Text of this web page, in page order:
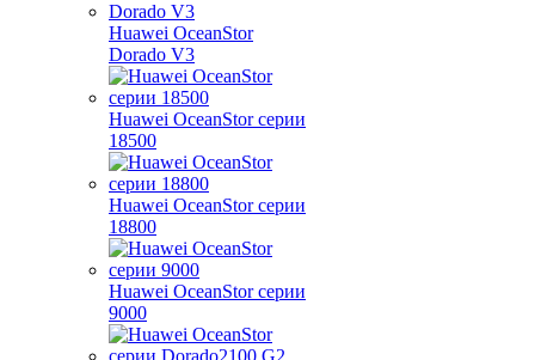
Huawei OceanStor
Dorado V3
Huawei OceanStor серии
18500
Huawei OceanStor серии
18800
Huawei OceanStor серии
9000